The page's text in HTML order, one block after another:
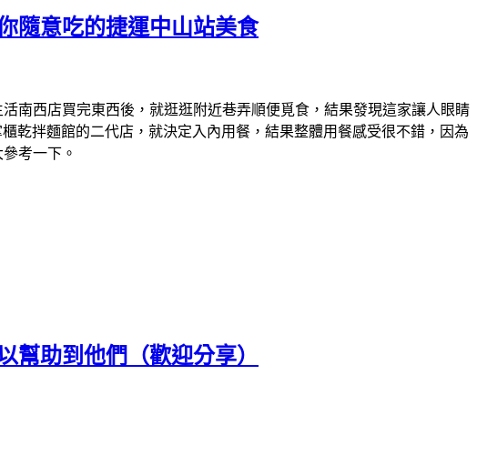
隨意吃的捷運中山站美食
南西店買完東西後，就逛逛附近巷弄順便覓食，結果發現這家讓人眼睛
乾拌麵館的二代店，就決定入內用餐，結果整體用餐感受很不錯，因為
考一下。
幫助到他們（歡迎分享）